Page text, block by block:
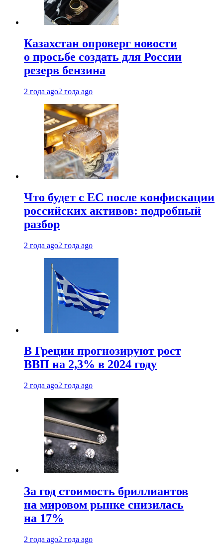
Казахстан опроверг новости
о просьбе создать для России
резерв бензина
2 года ago2 года ago
Что будет с ЕС после конфискации
российских активов: подробный
разбор
2 года ago2 года ago
В Греции прогнозируют рост
ВВП на 2,3% в 2024 году
2 года ago2 года ago
За год стоимость бриллиантов
на мировом рынке снизилась
на 17%
2 года ago2 года ago